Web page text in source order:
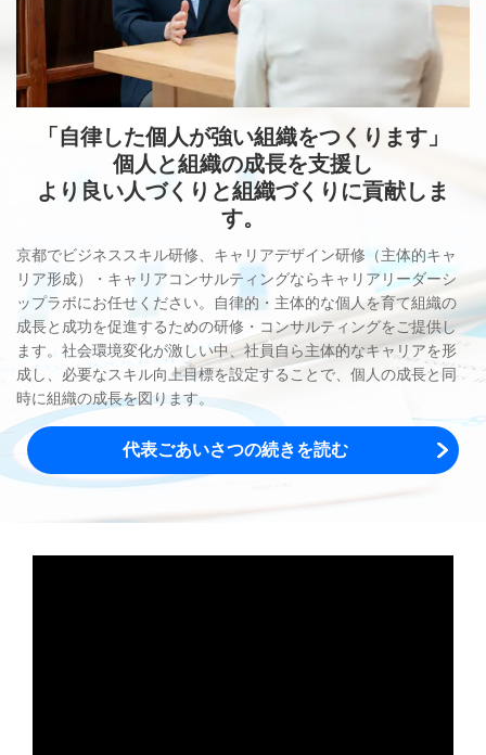
「自律した個人が強い組織をつくります」
個人と組織の成長を支援し
より良い人づくりと組織づくりに貢献しま
す。
京都でビジネススキル研修、キャリアデザイン研修（主体的キャ
リア形成）・キャリアコンサルティングならキャリアリーダーシ
ップラボにお任せください。自律的・主体的な個人を育て組織の
成長と成功を促進するための研修・コンサルティングをご提供し
ます。 社会環境変化が激しい中、社員自ら主体的なキャリアを形
成し、必要なスキル向上目標を設定することで、個人の成長と同
時に組織の成長を図ります。
代表ごあいさつの続きを読む